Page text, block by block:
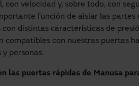
con velocidad y, sobre todo, con
función de aislar las partes
con distintas características de
compatibles con nuestras puertas
y personas.
las puertas rápidas de Manusa